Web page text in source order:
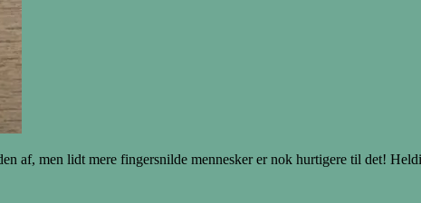
af, men lidt mere fingersnilde mennesker er nok hurtigere til det!